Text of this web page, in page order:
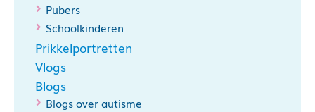
Pubers
Schoolkinderen
Prikkelportretten
Vlogs
Blogs
Blogs over autisme